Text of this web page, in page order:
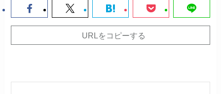
URLをコピーする